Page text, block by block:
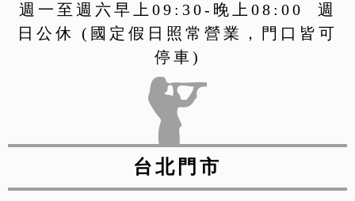
週一至週六早上09:30-晚上08:00 週
日公休 (國定假日照常營業，門口皆可
停車)
台北門市